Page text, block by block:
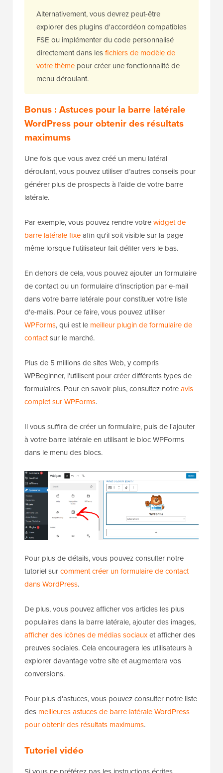
Alternativement, vous devrez peut-être
explorer des plugins d'accordéon compatibles
FSE ou implémenter du code personnalisé
directement dans lesfichiers de modèle de
votre thème pour créer une fonctionnalité de
menu déroulant.
Bonus : Astuces pour la barre latérale
WordPress pour obtenir des résultats
maximums
Une fois que vous avez créé un menu latéral
déroulant, vous pouvez utiliser d’autres conseils pour
générer plus de prospects à l’aide de votre barre
latérale.
Par exemple, vous pouvez rendre votrewidget de
barre latérale fixeafin qu'il soit visible sur la page
même lorsque l'utilisateur fait défiler vers le bas.
En dehors de cela, vous pouvez ajouter un formulaire
de contact ou un formulaire d'inscription par e-mail
dans votre barre latérale pour constituer votre liste
d'e-mails. Pour ce faire, vous pouvez utiliser
WPForms, qui est le meilleur plugin de formulaire de
contactsur le marché.
Plus de 5 millions de sites Web, y compris
WPBeginner, l'utilisent pour créer différents types de
formulaires. Pour en savoir plus, consultez notreavis
complet sur WPForms.
Il vous suffira de créer un formulaire, puis de l'ajouter
à votre barre latérale en utilisant le bloc WPForms
dans le menu des blocs.
Pour plus de détails, vous pouvez consulter notre
tutoriel surcomment créer un formulaire de contact
dans WordPress.
De plus, vous pouvez afficher vos articles les plus
populaires dans la barre latérale, ajouter des images,
afficher des icônes de médias sociauxet afficher des
preuves sociales. Cela encouragera les utilisateurs à
explorer davantage votre site et augmentera vos
conversions.
Pour plus d'astuces, vous pouvez consulter notre liste
des meilleures astuces de barre latérale WordPress
pour obtenir des résultats maximums.
Tutoriel vidéo